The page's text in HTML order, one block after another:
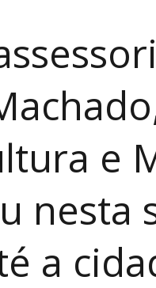
e
nesta
a